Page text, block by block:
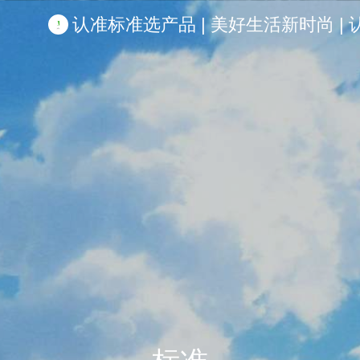
认准标准选产品 | 美好生活新时尚 |